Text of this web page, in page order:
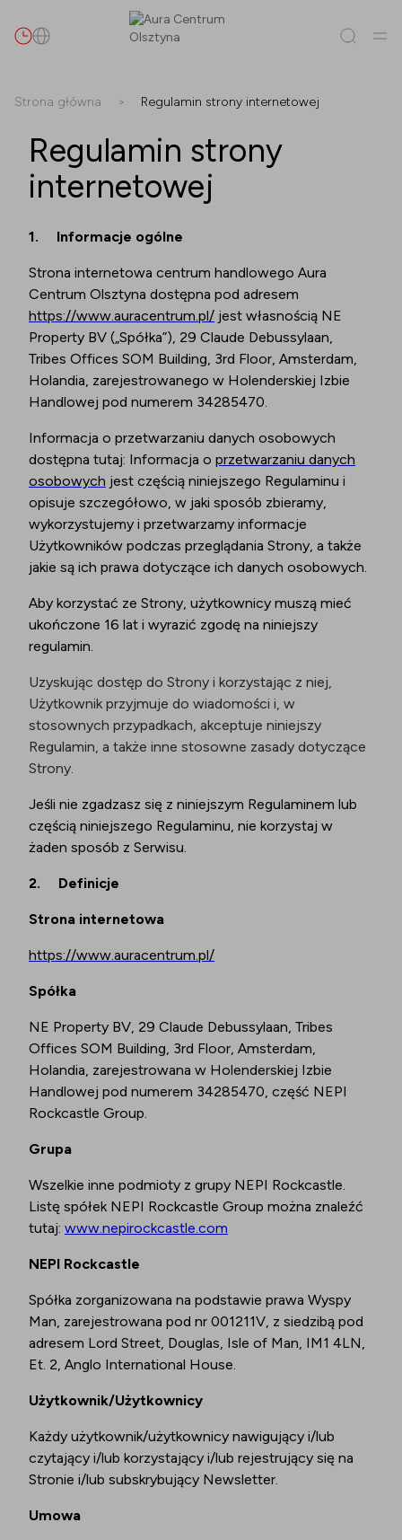
Wszystko(0 Najemcy ( 0) Promocje( 0) Wydarzenia
Promocje
Wydarzenia
Strona główna > Regulamin strony internetowej
Regulamin strony
internetowej
1. Informacje ogólne
Strona internetowa centrum handlowego Aura
Centrum Olsztyna dostępna pod adresem
https://www.auracentrum.pl/ jest własnością NE
Property BV („Spółka”), 29 Claude Debussylaan,
Tribes Offices SOM Building, 3rd Floor, Amsterdam,
Holandia, zarejestrowanego w Holenderskiej Izbie
Handlowej pod numerem 34285470.
Informacja o przetwarzaniu danych osobowych
dostępna tutaj: Informacja o przetwarzaniu danych
osobowych jest częścią niniejszego Regulaminu i
opisuje szczegółowo, w jaki sposób zbieramy,
wykorzystujemy i przetwarzamy informacje
Użytkowników podczas przeglądania Strony, a także
jakie są ich prawa dotyczące ich danych osobowych.
Aby korzystać ze Strony, użytkownicy muszą mieć
ukończone 16 lat i wyrazić zgodę na niniejszy
regulamin.
Uzyskując dostęp do Strony i korzystając z niej,
Użytkownik przyjmuje do wiadomości i, w
stosownych przypadkach, akceptuje niniejszy
Regulamin, a także inne stosowne zasady dotyczące
Strony.
Jeśli nie zgadzasz się z niniejszym Regulaminem lub
częścią niniejszego Regulaminu, nie korzystaj w
żaden sposób z Serwisu.
2. Definicje
Strona internetowa
https://www.auracentrum.pl/
Spółka
NE Property BV, 29 Claude Debussylaan, Tribes
Offices SOM Building, 3rd Floor, Amsterdam,
Holandia, zarejestrowana w Holenderskiej Izbie
Handlowej pod numerem 34285470, część NEPI
Rockcastle Group.
Grupa
Wszelkie inne podmioty z grupy NEPI Rockcastle.
Listę spółek NEPI Rockcastle Group można znaleźć
tutaj: www.nepirockcastle.com
NEPI Rockcastle
Spółka zorganizowana na podstawie prawa Wyspy
Man, zarejestrowana pod nr 001211V, z siedzibą pod
adresem Lord Street, Douglas, Isle of Man, IM1 4LN,
Et. 2, Anglo International House.
Użytkownik/Użytkownicy
Każdy użytkownik/użytkownicy nawigujący i/lub
czytający i/lub korzystający i/lub rejestrujący się na
Stronie i/lub subskrybujący Newsletter.
Umowa